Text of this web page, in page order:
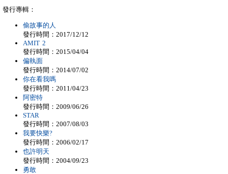
發行專輯：
偷故事的人
發行時間：2017/12/12
AMIT 2
發行時間：2015/04/04
偏執面
發行時間：2014/07/02
你在看我嗎
發行時間：2011/04/23
阿密特
發行時間：2009/06/26
STAR
發行時間：2007/08/03
我要快樂?
發行時間：2006/02/17
也許明天
發行時間：2004/09/23
勇敢